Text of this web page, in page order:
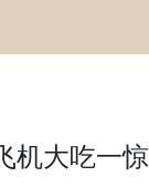
机大吃一惊